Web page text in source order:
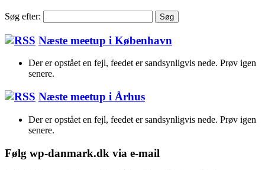
Søg efter:
Næste meetup i København
Der er opstået en fejl, feedet er sandsynligvis nede. Prøv igen
senere.
Næste meetup i Århus
Der er opstået en fejl, feedet er sandsynligvis nede. Prøv igen
senere.
Følg wp-danmark.dk via e-mail